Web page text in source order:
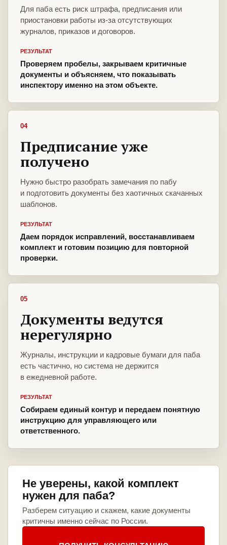
Для паба есть риск штрафа, предписания или
приостановки работы из-за отсутствующих
журналов, приказов и договоров.
РЕЗУЛЬТАТ
Проверяем пробелы, закрываем критичные
документы и объясняем, что показывать
инспектору именно на этом объекте.
04
Предписание уже
получено
Нужно быстро разобрать замечания по пабу
и подготовить документы без хаотичных скачанных
шаблонов.
РЕЗУЛЬТАТ
Даем порядок исправлений, восстанавливаем
комплект и готовим позицию для повторной
проверки.
05
Документы ведутся
нерегулярно
Журналы, инструкции и кадровые бумаги для паба
есть частично, но система не держится
в ежедневной работе.
РЕЗУЛЬТАТ
Собираем единый контур и передаем понятную
инструкцию для управляющего или
ответственного.
Не уверены, какой комплект
нужен для паба?
Разберем ситуацию и скажем, какие документы
критичны именно сейчас по России.